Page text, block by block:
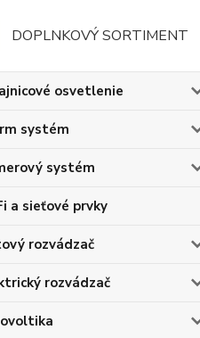
DOPLNKOVÝ SORTIMENT
osvetlenie
systém
systém
a sieťové prvky
rozvádzač
rozvádzač